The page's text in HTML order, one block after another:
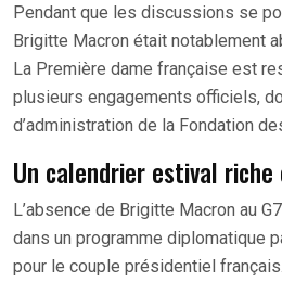
Pendant que les discussions se
Brigitte Macron était notablement
La Première dame française est
plusieurs engagements officiels,
d’administration de la Fondation
Un calendrier estival riche
L’absence de Brigitte Macron au
dans un programme diplomatique
pour le couple présidentiel